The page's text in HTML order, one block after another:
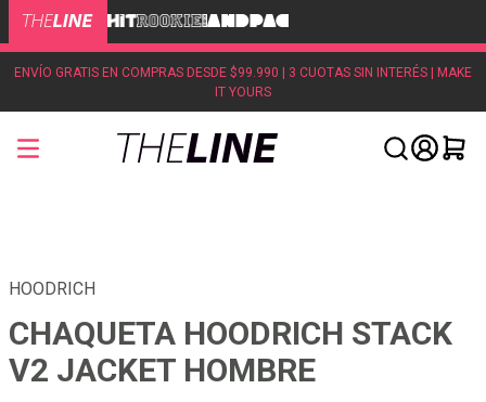
ENVÍO GRATIS EN COMPRAS DESDE $99.990 | 3 CUOTAS SIN INTERÉS | MAKE
IT YOURS
HOODRICH
CHAQUETA HOODRICH STACK
V2 JACKET HOMBRE